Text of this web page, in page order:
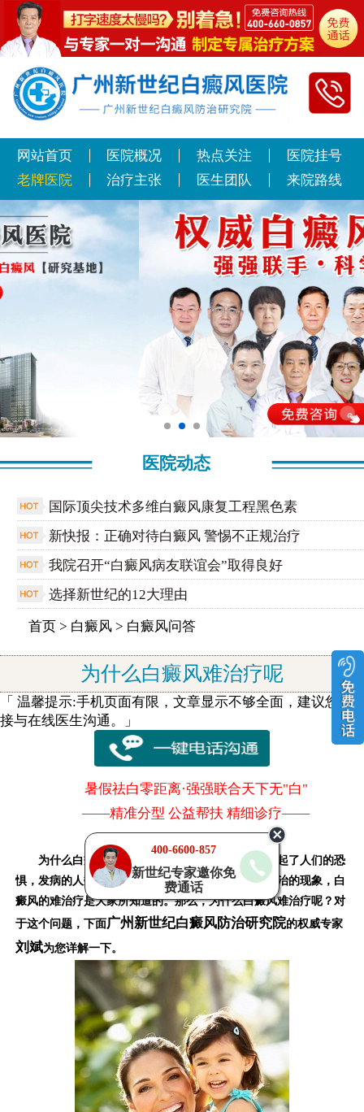
网站首页 医院概况 热点关注
医院挂号
老牌医院
治疗主张 医生团队 来院路线
医院动态
国际顶尖技术多维白癜风康复工程黑色素
新快报：正确对待白癜风 警惕不正规治疗
我院召开“白癜风病友联谊会”取得良好
选择新世纪的12大理由
首页 > 白癜风 > 白癜风问答
为什么白癜风难治疗呢
「 温馨提示:手机页面有限，文章显示不够全面，建议您直
接与在线医生沟通。」
暑假祛白零距离·强强联合天下无"白"
——精准分型 公益帮扶 精细诊疗——
为什么白癜风难治疗呢？白癜风如今很盛行，引起了人们的恐
惧，发病的人数越来越多了，而且出现了很多误诊误治的现象，白
癜风的难治疗是大家所知道的。那么，为什么白癜风难治疗呢？对
于这个问题，下面广州新世纪白癜风防治研究院的权威专家
刘斌为您详解一下。
400-6600-857
新世纪专家邀你免
费通话